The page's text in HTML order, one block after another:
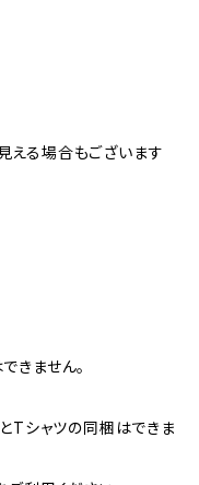
る場合もございます
きません。
Tシャツの同梱はできま